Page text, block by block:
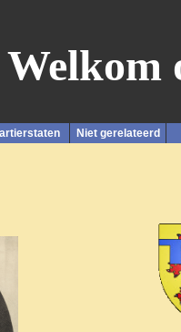
Welkom
Niet gerelateerd